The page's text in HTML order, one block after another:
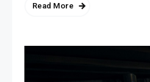
Read More